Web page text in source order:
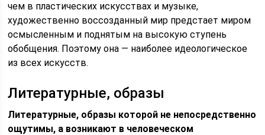
чем в пластических искусствах и музыке,
художественно воссозданный мир предстает миром
осмысленным и поднятым на высокую ступень
обобщения. Поэтому она — наиболее идеологическое
из всех искусств.
Литературные, образы
Литературные, образы которой не непосредственно
ощутимы, а возникают в человеческом